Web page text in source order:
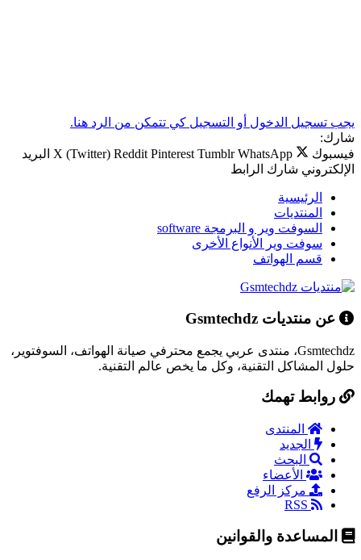
يجب تسجيل الدخول أو التسجيل كي تتمكن من الرد هنا.
شارك:
فيسبوك
X (Twitter) Reddit Pinterest Tumblr WhatsApp
البريد
الإلكتروني شارك الرابط
الرئيسية
المنتديات
السوفت وير و البرمجة software
سوفت وير الأنواع الأخرى
قسم الهواتف
عن منتديات Gsmtechdz
Gsmtechdz، منتدى عربي يجمع محترفي صيانة الهواتف، السوفتوير،
حلول المشاكل التقنية، وكل ما يخص عالم التقنية.
روابط تهمك
المنتدى
الجديد
البحث
الأعضاء
مركز الرفع
المساعدة والقوانين